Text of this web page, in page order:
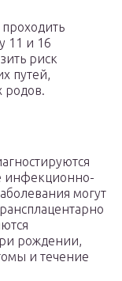
11 и 16
риск
путей,
родов.
инфекционно-
могут
рождении,
и течение